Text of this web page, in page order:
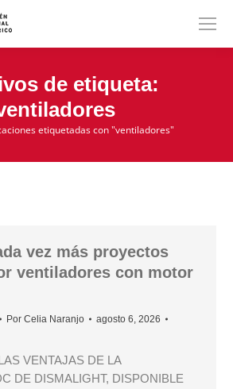
de etiqueta:
etiquetadas con "ventiladores"
vez más proyectos
ventiladores con motor
Por Celia Naranjo
agosto 6, 2026
VENTAJAS DE LA
DE DISMALIGHT, DISPONIBLE